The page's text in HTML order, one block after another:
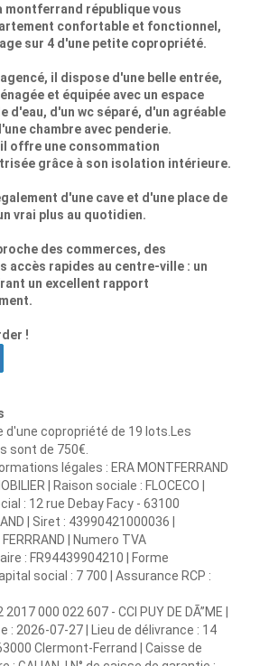
montferrand république vous
confortable et fonctionnel,
sur 4 d'une petite copropriété.
agencé, il dispose d'une belle entrée,
et équipée avec un espace
d'eau, d'un wc séparé, d'un agréable
chambre avec penderie.
offre une consommation
grâce à son isolation intérieure.
d'une cave et d'une place de
vrai plus au quotidien.
des commerces, des
accès rapides au centre-ville : un
un excellent rapport
!
d'une copropriété de 19 lots.Les
sont de 750€.
légales : ERA MONTFERRAND
| Raison sociale : FLOCECO |
: 12 rue Debay Facy - 63100
| Siret : 43990421000036 |
FERRRAND | Numero TVA
: FR94439904210 | Forme
social : 7 700 | Assurance RCP :
000 022 607 - CCI PUY DE DÃ”ME |
: 2026-07-27 | Lieu de délivrance : 14
Clermont-Ferrand | Caisse de